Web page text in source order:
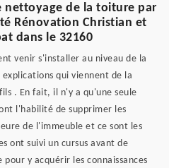
nettoyage de la toiture par
Rénovation Christian et
dans le 32160
venir s'installer au niveau de la
qui viennent de la
. En fait, il n'y a qu'une seule
l'habilité de supprimer les
de l'immeuble et ce sont les
ont suivi un cursus avant de
y acquérir les connaissances